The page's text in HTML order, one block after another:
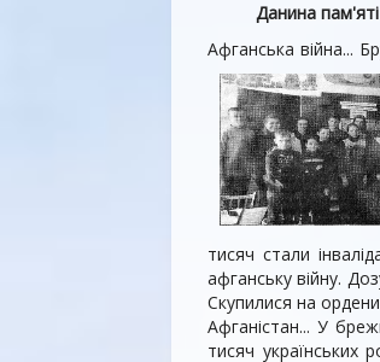
Данина
Афганська війна...
тисяч стали
афганську війну.
Скупилися на
Афганістан... У
тисяч українських